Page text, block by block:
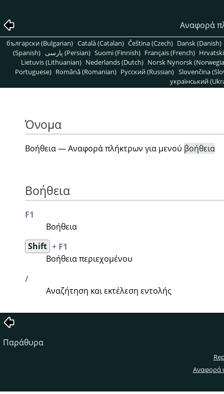
Αναφορά
български (Bulgarian) Català (Catalan) Čeština (Czech) Dansk (Danish)
(Spanish)
پارسی (Persian) Suomi (Finnish) Français (French)
Lietuvis (Lithuanian) Nederlands (Dutch) Norsk Nynorsk
Portuguese) Română (Romanian) Pусский (Russian) Slovenčina
український
Όνομα
Βοήθεια — Αναφορά πλήκτρων για μενού βοήθεια
Βοήθεια
F1
Βοήθεια
Shift + F1
Βοήθεια περιεχομένου
/
Αναζήτηση και εκτέλεση εντολής
Παράθυρα
Αναφορά